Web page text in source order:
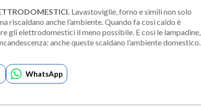
Lavastoviglie, forno e simili non solo
riscaldano anche l’ambiente. Quando fa così caldo è
gli elettrodomestici il meno possibile. E così le lampadine,
anche queste scaldano l’ambiente domestico.
WhatsApp